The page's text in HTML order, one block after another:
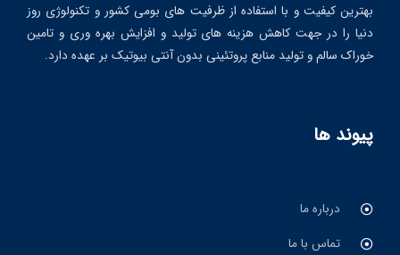
بهترین کیفیت و با استفاده از ظرفیت های بومی کشور و تکنولوژی روز
دنیا را در جهت کاهش هزینه های تولید و افزایش بهره وری و تامین
خوراک سالم و تولید منابع پروتئینی بدون آنتی بیوتیک بر عهده دارد.
پیوند ها
درباره ما
تماس با ما